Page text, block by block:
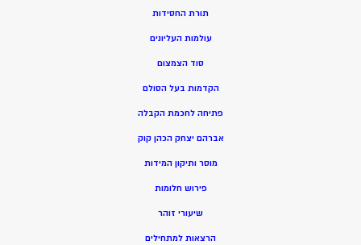
תורת החסידות
עולמות העליונים
סוד הצמצום
הקדמות בעל הסולם
פתיחה לחכמת הקבלה
אברהם יצחק הכהן קוק
מוסר ותיקון המידות
פירוש חלומות
שיעורי זוהר
הרצאות למתחילים